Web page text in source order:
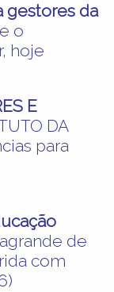
gestores da
o
hoje
E
DA
para
de
com